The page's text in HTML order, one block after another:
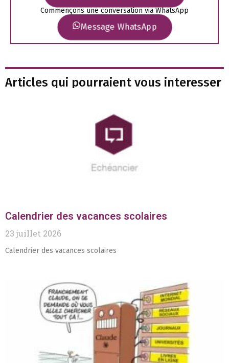
Commençons une conversation via WhatsApp
Message WhatsApp
Articles qui pourraient vous interesser
Calendrier des vacances scolaires
23 juillet 2026
Calendrier des vacances scolaires